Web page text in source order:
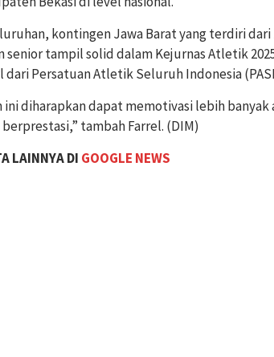
kontingen Jawa Barat yang terdiri
senior tampil solid dalam Kejurnas Atletik
Persatuan Atletik Seluruh Indonesia
ini diharapkan dapat memotivasi lebih
tambah Farrel. (DIM)
LAINNYA DI GOOGLE NEWS